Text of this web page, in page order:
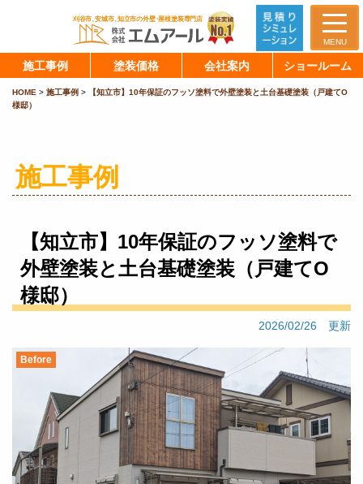
MENU
施工事例 塗装価格 会社案内 ショールーム
HOME > 施工事例 >
【知立市】10年保証のフッソ塗料で外壁塗装と土台基礎塗装（戸建てO
様邸）
施工事例
【知立市】10年保証のフッソ塗料で
外壁塗装と土台基礎塗装（戸建てO
様邸）
2026/02/26 更新
Before